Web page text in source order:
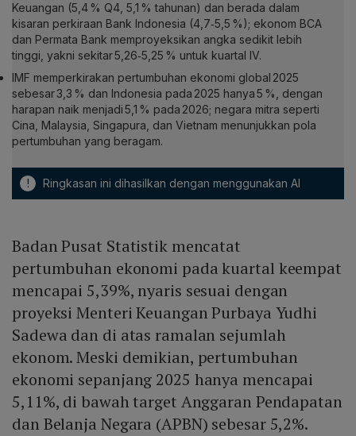
Keuangan (5,4 % Q4, 5,1 % tahunan) dan berada dalam
kisaran perkiraan Bank Indonesia (4,7‑5,5 %); ekonom BCA
dan Permata Bank memproyeksikan angka sedikit lebih
tinggi, yakni sekitar 5,26‑5,25 % untuk kuartal IV.
IMF memperkirakan pertumbuhan ekonomi global 2025
sebesar 3,3 % dan Indonesia pada 2025 hanya 5 %, dengan
harapan naik menjadi 5,1 % pada 2026; negara mitra seperti
Cina, Malaysia, Singapura, dan Vietnam menunjukkan pola
pertumbuhan yang beragam.
! Ringkasan ini dihasilkan dengan menggunakan AI
Badan Pusat Statistik mencatat
pertumbuhan ekonomi pada kuartal keempat
mencapai 5,39%, nyaris sesuai dengan
proyeksi Menteri Keuangan Purbaya Yudhi
Sadewa dan di atas ramalan sejumlah
ekonom. Meski demikian, pertumbuhan
ekonomi sepanjang 2025 hanya mencapai
5,11%, di bawah target Anggaran Pendapatan
dan Belanja Negara (APBN) sebesar 5,2%.